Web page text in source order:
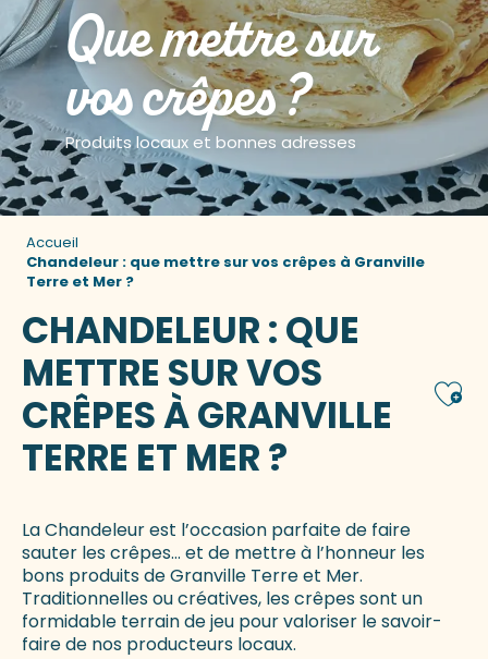
Que mettre sur
vos crêpes ?
Produits locaux et bonnes adresses
Accueil
Chandeleur : que mettre sur vos crêpes à Granville
Terre et Mer ?
CHANDELEUR : QUE
METTRE SUR VOS
CRÊPES À GRANVILLE
TERRE ET MER ?
La Chandeleur est l’occasion parfaite de faire
sauter les crêpes… et de mettre à l’honneur les
bons produits de Granville Terre et Mer.
Traditionnelles ou créatives, les crêpes sont un
formidable terrain de jeu pour valoriser le savoir-
faire de nos producteurs locaux.